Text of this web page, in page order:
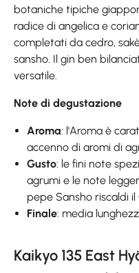
botaniche tipiche
radice di angelica e
completati da cedro,
sansho. Il gin ben
versatile.
Note di degustazione
Aroma: l'Aroma è
accenno di aromi di
Gusto: le fini note
agrumi e le note
pepe Sansho riscaldi il
Finale: media
Kaikyo 135 East